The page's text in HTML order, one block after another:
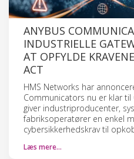
ANYBUS
INDUSTRIELLE
AT OPFYLDE
ACT
HMS Networks har
Communicators nu er klar til
giver industriproducenter,
fabriksoperatører en enkel
cybersikkerhedskrav til
Læs mere…